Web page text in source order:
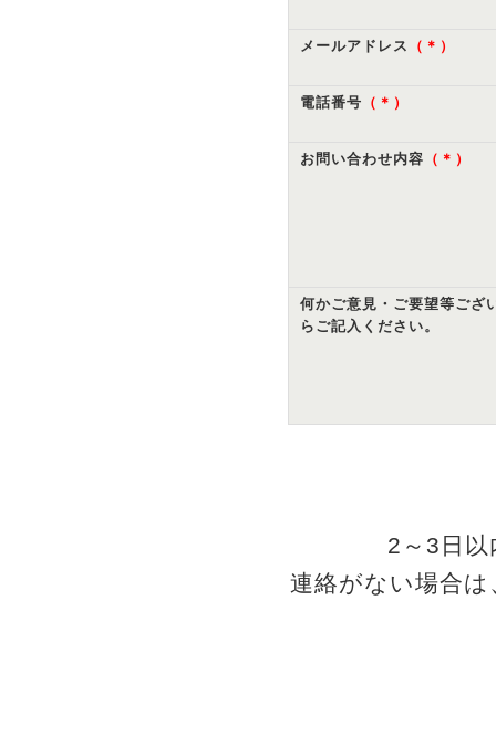
メールアドレス （＊）
電話番号 （＊）
お問い合わせ内容 （＊）
何かご意見・ご要望等ござ
らご記入ください。
2～3日
連絡がない場合